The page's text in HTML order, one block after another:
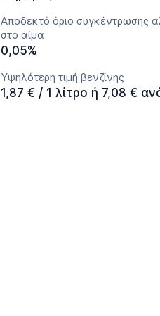
Αποδεκτό όριο συγκέντρωσης
στο αίμα
0,05%
Υψηλότερη τιμή βενζίνης
1,87 € / 1 λίτρο ή 7,08 €